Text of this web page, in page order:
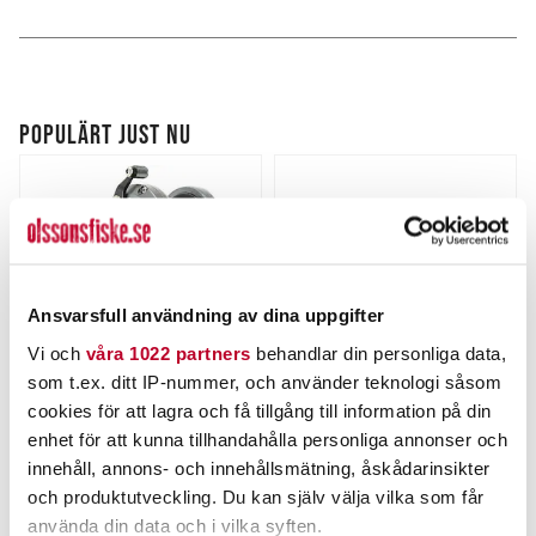
Ansvarsfull användning av dina uppgifter
Vi och våra 1022 partners behandlar din personliga data,
som t.ex. ditt IP-nummer, och använder teknologi såsom
cookies för att lagra och få tillgång till information på din
enhet för att kunna tillhandahålla personliga annonser och
innehåll, annons- och innehållsmätning, åskådarinsikter
och produktutveckling. Du kan själv välja vilka som får
använda din data och i vilka syften.
POPULÄRT JUST NU
OKUMA
Okuma Cortez Black CZB
Nuvarande pris:
1 699,00 krTidigare pris:
2 399,00 kr
1 699,00 kr
2 399,00 kr
THE PIG
Pig Hula Chatterbait 15g
Nuvarande pris:
75,00 kr Tidigare pris:
75,00 kr